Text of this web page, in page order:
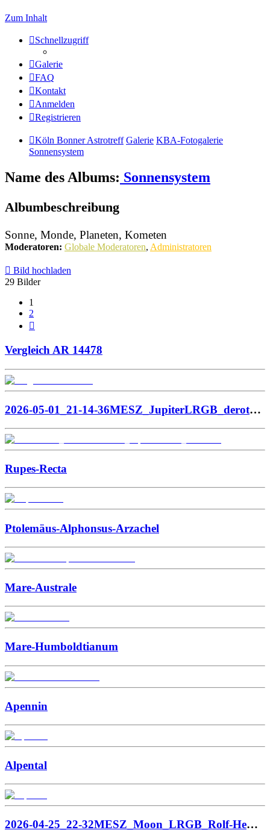
Zum Inhalt
Schnellzugriff
Galerie
FAQ
Kontakt
Anmelden
Registrieren
Köln Bonner Astrotreff Galerie KBA-Fotogalerie
Sonnensystem
Name des Albums: Sonnensystem
Albumbeschreibung
Sonne, Monde, Planeten, Kometen
Moderatoren: Globale Moderatoren, Administratoren
Bild hochladen
29 Bilder
1
2
Vergleich AR 14478
2026-05-01_21-14-36MESZ_JupiterLRGB_derotated
Rupes-Recta
Ptolemäus-Alphonsus-Arzachel
Mare-Australe
Mare-Humboldtianum
Apennin
Alpental
2026-04-25_22-32MESZ_Moon_LRGB_Rolf-Hempel